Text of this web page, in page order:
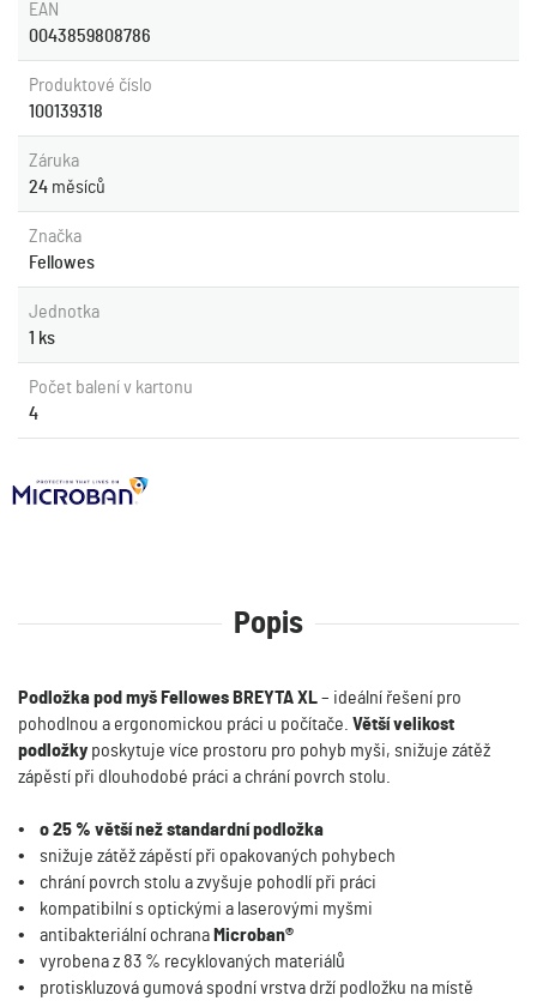
EAN
0043859808786
Produktové číslo
100139318
Záruka
24 měsíců
Značka
Fellowes
Jednotka
1 ks
Počet balení v kartonu
4
Popis
Podložka pod myš Fellowes BREYTA XL– ideální řešení pro
pohodlnou a ergonomickou práci u počítače. Větší velikost
podložky poskytuje více prostoru pro pohyb myši, snižuje zátěž
zápěstí při dlouhodobé práci a chrání povrch stolu.
•
o 25 % větší než standardní podložka
•
snižuje zátěž zápěstí při opakovaných pohybech
•
chrání povrch stolu a zvyšuje pohodlí při práci
•
kompatibilní s optickými a laserovými myšmi
•
antibakteriální ochrana Microban®
•
vyrobena z 83 % recyklovaných materiálů
•
protiskluzová gumová spodní vrstva drží podložku na místě